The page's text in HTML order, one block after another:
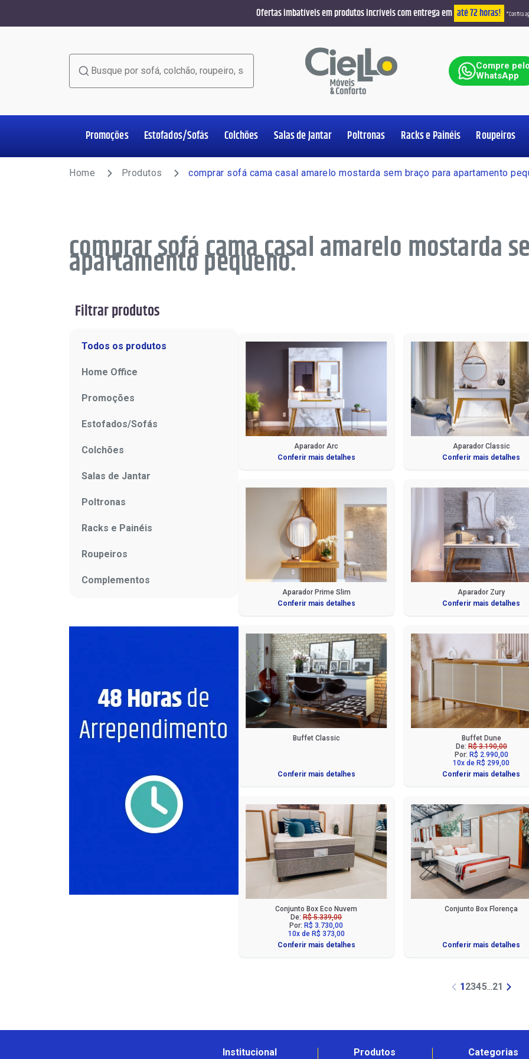
Ofertas imbatíveis em produtos incríveis com entrega em até 72 horas! *Confira
Compre pelo
WhatsApp
Home Office Ver
Promoções Estofados/Sofás
Estofados/Sofás Ver
Colchões
Colchões Ver
Salas de Jantar
Salas de Jantar Ver
Poltronas
Poltronas Ver
Racks e Painéis
Racks e Painéis Ver
Roupeiros
Roupeiros Ver
Complementos Ver
Home Produtos comprar sofá cama casal amarelo mostarda sem braço para apartamento
comprar sofá cama casal amarelo mostarda
apartamento pequeno.
Filtrar produtos
Todos os produtos
Home Office
Promoções
Estofados/Sofás
Colchões
Salas de Jantar
Poltronas
Racks e Painéis
Roupeiros
Complementos
Aparador Arc
Conferir mais detalhes
Aparador Classic
Conferir mais detalhes
Aparador Prime Slim
Conferir mais detalhes
Aparador Zury
Conferir mais detalhes
Buffet Classic
Conferir mais detalhes
Buffet Dune
De: R$ 3.190,00
Por: R$ 2.990,00
10x de R$ 299,00
Conferir mais detalhes
Conjunto Box Eco Nuvem
De:R$ 5.339,00
Por: R$ 3.730,00
10x de R$ 373,00
Conferir mais detalhes
Conjunto Box Florença
Conferir mais detalhes
12345...21
Institucional Produtos
Categorias